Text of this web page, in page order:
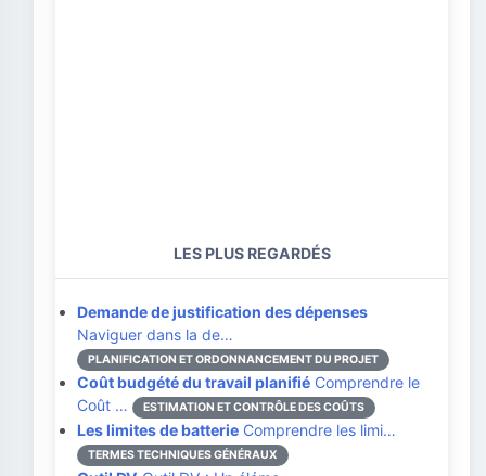
LES PLUS REGARDÉS
Demande de justification des dépenses
Naviguer dans la de…
PLANIFICATION ET ORDONNANCEMENT DU PROJET
Coût budgété du travail planifié Comprendre le
Coût …
ESTIMATION ET CONTRÔLE DES COÛTS
Les limites de batterie Comprendre les limi…
TERMES TECHNIQUES GÉNÉRAUX